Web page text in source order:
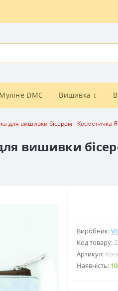
Муліне DMC Вишивка
для вишивки бісером - Косметичка
вишивки
Виробник:
Код товару:
Артикул:
Наявність: